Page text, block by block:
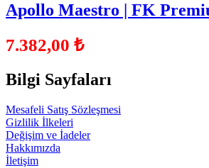
Apollo Maestro | FK
7.382,00 ₺
Bilgi Sayfaları
Mesafeli Satış Sözleşmesi
Gizlilik İlkeleri
Değişim ve İadeler
Hakkımızda
İletişim